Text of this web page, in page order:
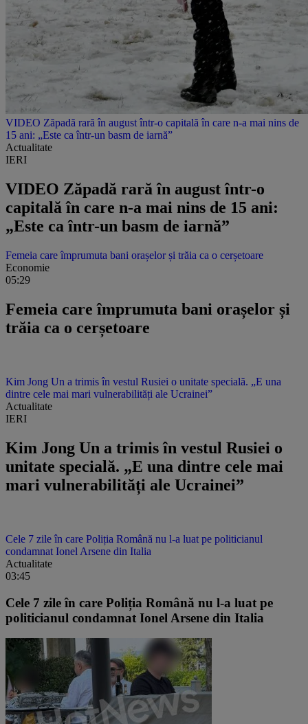
VIDEO Zăpadă rară în august într-o capitală în care n-a mai nins de
15 ani: „Este ca într-un basm de iarnă”
Actualitate
IERI
VIDEO Zăpadă rară în august într-o
capitală în care n-a mai nins de 15 ani:
„Este ca într-un basm de iarnă”
Femeia care împrumuta bani orașelor și trăia ca o cerșetoare
Economie
05:29
Femeia care împrumuta bani orașelor și
trăia ca o cerșetoare
Kim Jong Un a trimis în vestul Rusiei o unitate specială. „E una
dintre cele mai mari vulnerabilități ale Ucrainei”
Actualitate
IERI
Kim Jong Un a trimis în vestul Rusiei o
unitate specială. „E una dintre cele mai
mari vulnerabilități ale Ucrainei”
Cele 7 zile în care Poliția Română nu l-a luat pe politicianul
condamnat Ionel Arsene din Italia
Actualitate
03:45
Cele 7 zile în care Poliția Română nu l-a luat pe
politicianul condamnat Ionel Arsene din Italia